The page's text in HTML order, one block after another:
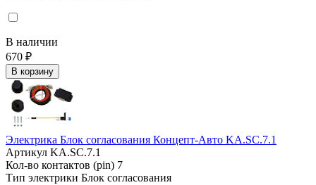
В наличии
670 ₽
В корзину
Электрика Блок согласования Концепт-Авто KA.SC.7.1
Артикул KA.SC.7.1
Кол-во контактов (pin) 7
Тип электрики Блок согласования